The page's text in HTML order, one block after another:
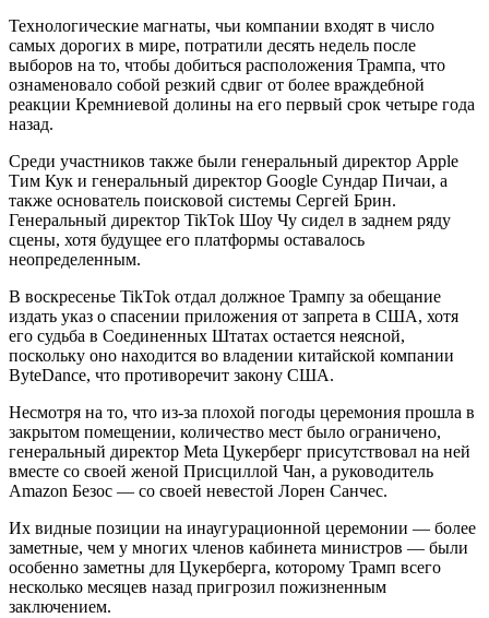
Технологические магнаты, чьи компании входят в число
самых дорогих в мире, потратили десять недель после
выборов на то, чтобы добиться расположения Трампа, что
ознаменовало собой резкий сдвиг от более враждебной
реакции Кремниевой долины на его первый срок четыре года
назад.
Среди участников также были генеральный директор Apple
Тим Кук и генеральный директор Google Сундар Пичаи, а
также основатель поисковой системы Сергей Брин.
Генеральный директор TikTok Шоу Чу сидел в заднем ряду
сцены, хотя будущее его платформы оставалось
неопределенным.
В воскресенье TikTok отдал должное Трампу за обещание
издать указ о спасении приложения от запрета в США, хотя
его судьба в Соединенных Штатах остается неясной,
поскольку оно находится во владении китайской компании
ByteDance, что противоречит закону США.
Несмотря на то, что из-за плохой погоды церемония прошла в
закрытом помещении, количество мест было ограничено,
генеральный директор Meta Цукерберг присутствовал на ней
вместе со своей женой Присциллой Чан, а руководитель
Amazon Безос — со своей невестой Лорен Санчес.
Их видные позиции на инаугурационной церемонии — более
заметные, чем у многих членов кабинета министров — были
особенно заметны для Цукерберга, которому Трамп всего
несколько месяцев назад пригрозил пожизненным
заключением.